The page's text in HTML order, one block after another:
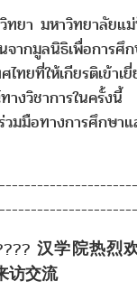
า มหาวิทยาลัยแ
จากมูลนิธิเพื่อการศึ
ไทยที่ให้เกียรติเข้าเ
างวิชาการในครั้งนี้
วมมือทางการศึกษา
汉学院热烈
访交流